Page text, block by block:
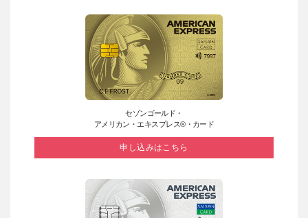
セゾンゴールド・
アメリカン・エキスプレス®・カード
申し込みはこちら